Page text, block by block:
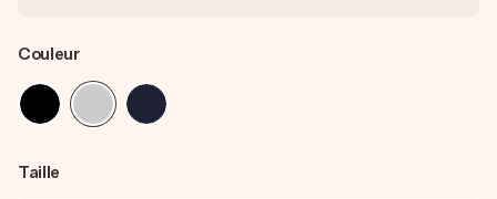
Couleur
Taille